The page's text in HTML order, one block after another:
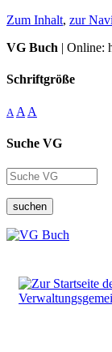
Zum Inhalt, zur
VG Buch | Online:
Schriftgröße
A A A
Suche VG
suchen